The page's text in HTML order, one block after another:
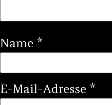
Name *
E-Mail-Adresse *